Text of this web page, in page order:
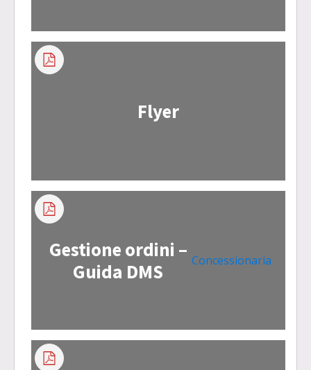
Flyer
Gestione ordini –
Guida DMS
Concessionaria